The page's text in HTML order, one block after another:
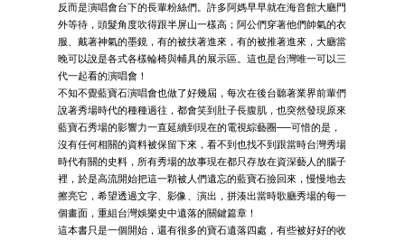
反而是演唱會台下的長輩粉絲們。許多阿媽早早就在海音館大廳門
外等待，頭髮角度吹得跟半屏山一樣高；阿公們穿著他們帥氣的衣
服、戴著神氣的墨鏡，有的被扶著進來，有的被推著進來，大廳當
晚可以說是各式各樣輪椅與輔具的展示區。這也是台灣唯一可以三
代一起看的演唱會！
不知不覺藍寶石演唱會也做了好幾屆，每次在後台聽著業界前輩們
說著秀場時代的種種過往，都會笑到肚子長腹肌，也突然發現原來
藍寶石秀場的影響力一直延續到現在的電視綜藝圈──可惜的是，
沒有任何相關的資料被保留下來，看不到也找不到跟當時台灣秀場
時代有關的史料，所有秀場的故事現在都只存放在資深藝人的腦子
裡，於是高流開始把這一顆被人們遺忘的藍寶石撿回來，慢慢地去
擦亮它，希望透過文字、影像、演出，拼湊出當時歌廳秀場的每一
個畫面，重組台灣娛樂史中遺落的關鍵篇章！
這本書只是一個開始，還有很多的寶石遺落四處，有些被好好的收